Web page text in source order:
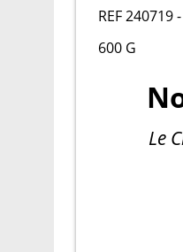
REF 240719
600 G
Le